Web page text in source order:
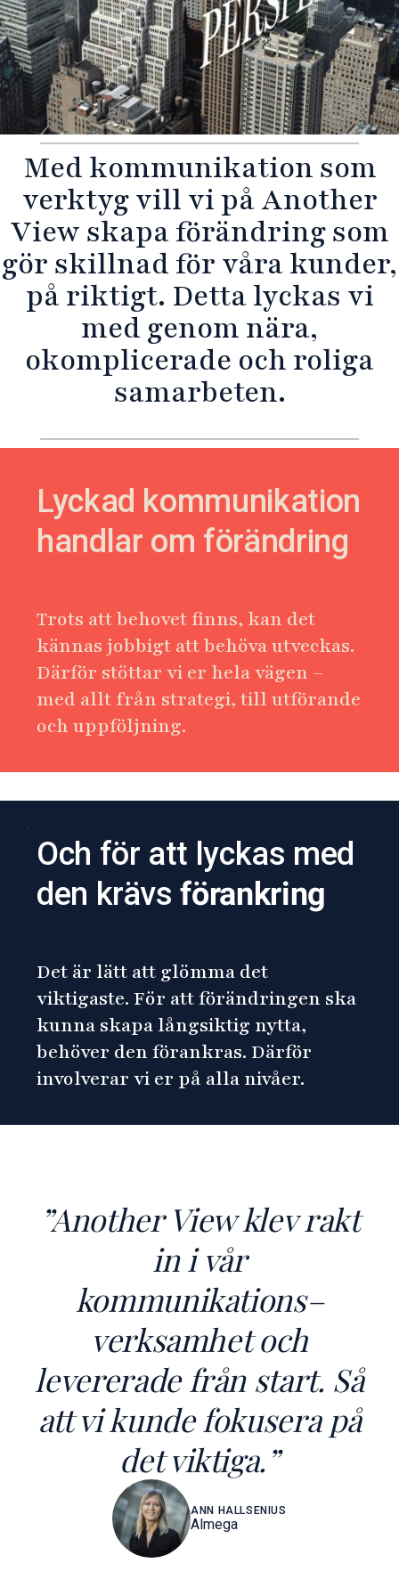
Med kommunikation som
verktyg vill vi på Another
View skapa förändring som
gör skillnad för våra kunder,
på riktigt. Detta lyckas vi
med genom nära,
okomplicerade och roliga
samarbeten.
Lyckad kommunikation
handlar om förändring
Trots att behovet finns, kan det
kännas jobbigt att behöva utveckas.
Därför stöttar vi er hela vägen –
med allt från strategi, till utförande
och uppföljning.
Och för att lyckas med
den krävs förankring
Det är lätt att glömma det
viktigaste. För att förändringen ska
kunna skapa långsiktig nytta,
behöver den förankras. Därför
involverar vi er på alla nivåer.
”Another View klev rakt
in i vår
kommunikations–
verksamhet och
levererade från start. Så
att vi kunde fokusera på
det viktiga.”
ANN HALLSENIUS
Almega